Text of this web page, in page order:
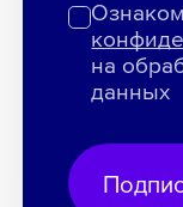
на
данных